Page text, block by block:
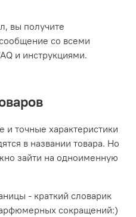
вы получите
со всеми
и инструкциями.
точные характеристики
в названии товара. Но
зайти на одноименную
- краткий словарик
сокращений:)